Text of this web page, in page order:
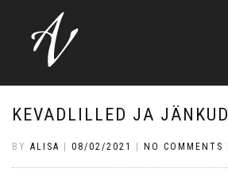
KEVADLILLED JA JÄNKUD
BY ALISA 08/02/2021 NO COMMENTS